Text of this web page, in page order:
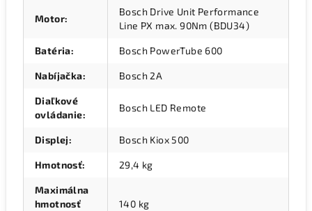
Motor:
Bosch Drive Unit Performance
Line PX max. 90Nm (BDU34)
Batéria: Bosch PowerTube 600
Nabíjačka: Bosch 2A
Diaľkové
ovládanie:
Bosch LED Remote
Displej: Bosch Kiox 500
Hmotnosť: 29,4 kg
Maximálna
hmotnosť
140 kg